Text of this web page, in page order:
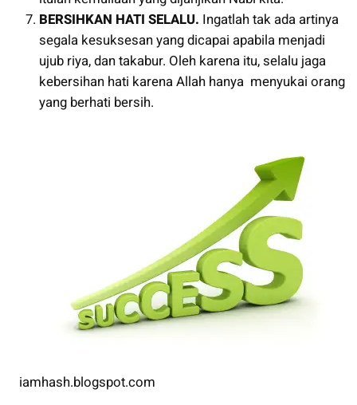
BERSIHKAN HATI SELALU. Ingatlah tak ada artinya
segala kesuksesan yang dicapai apabila menjadi
ujub riya, dan takabur. Oleh karena itu, selalu jaga
kebersihan hati karena Allah hanya menyukai orang
yang berhati bersih.
iamhash.blogspot.com